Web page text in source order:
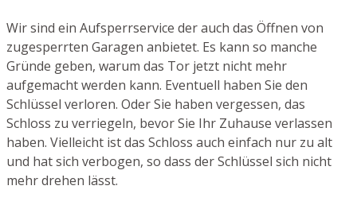
Wir sind ein Aufsperrservice der auch das Öffnen von
zugesperrten Garagen anbietet. Es kann so manche
Gründe geben, warum das Tor jetzt nicht mehr
aufgemacht werden kann. Eventuell haben Sie den
Schlüssel verloren. Oder Sie haben vergessen, das
Schloss zu verriegeln, bevor Sie Ihr Zuhause verlassen
haben. Vielleicht ist das Schloss auch einfach nur zu alt
und hat sich verbogen, so dass der Schlüssel sich nicht
mehr drehen lässt.